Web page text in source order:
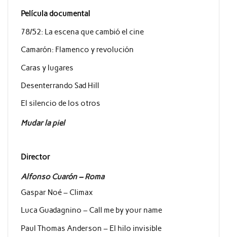
Película documental
78/52: La escena que cambió el cine
Camarón: Flamenco y revolución
Caras y lugares
Desenterrando Sad Hill
El silencio de los otros
Mudar la piel
Director
Alfonso Cuarón – Roma
Gaspar Noé – Climax
Luca Guadagnino – Call me by your name
Paul Thomas Anderson – El hilo invisible